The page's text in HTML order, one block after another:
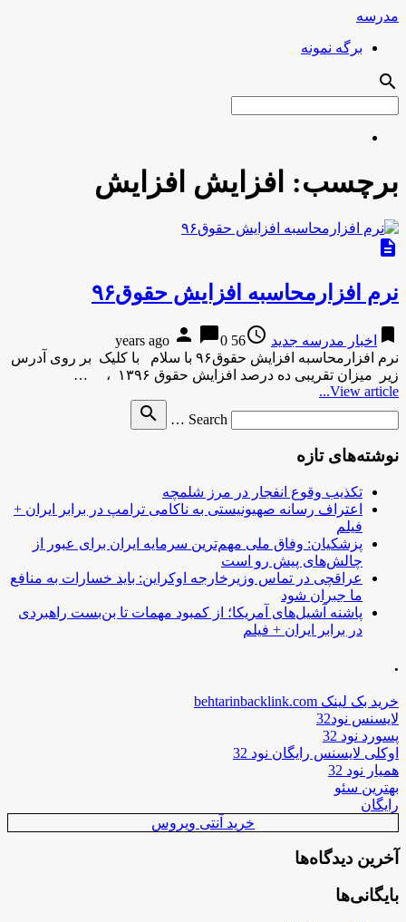
مدرسه
برگه نمونه
search
برچسب: افزایش افزایش
description
نرم افزارمحاسبه افزایش حقوق۹۶
bookmark اخبار مدرسه جدید access_time
56 years ago
person chat_bubble0
نرم افزارمحاسبه افزایش حقوق۹۶ با سلام با کلیک بر روی آدرس
زیر میزان تقریبی ده درصد افزایش حقوق ۱۳۹۶ ، …
View article...
Search …
search
نوشته‌های تازه
تکذیب وقوع انفجار در مرز شلمچه
اعتراف رسانه صهیونیستی به ناکامی ترامپ در برابر ایران +
فیلم
پزشکیان: وفاق ملی مهم‌ترین سرمایه ایران برای عبور از
چالش‌های پیش رو است
عراقچی در تماس وزیرخارجه اوکراین: باید خسارات به منافع
ما جبران شود
پاشنه آشیل‌های آمریکا؛ از کمبود مهمات تا بن‌بست راهبردی
در برابر ایران + فیلم
.
خرید بک لینک behtarinbacklink.com
لایسنس نود32
پسورد نود 32
اوکلی لایسنس رایگان نود 32
همیار نود 32
بهترین سئو
رایگان
خرید آنتی ویروس
آخرین دیدگاه‌ها
بایگانی‌ها